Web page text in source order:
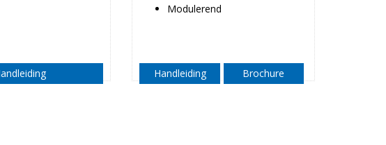
Modulerend
Handleiding Brochure